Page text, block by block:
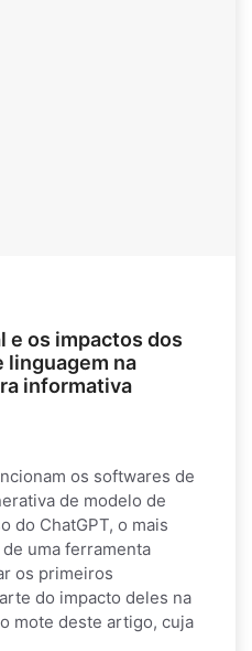
os impactos dos
linguagem na
informativa
os softwares de
de modelo de
do ChatGPT, o mais
uma ferramenta
os primeiros
do impacto deles na
mote deste artigo, cuja